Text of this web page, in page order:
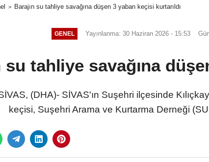
Barajın su tahliye savağına düşen 3 yaban keçisi kurtarıldı
GENEL Yayınlanma: 30 Haziran 2026 - 15:53
su tahliye savağına
(DHA)- SİVAS'ın Suşehri ilçesinde
keçisi, Suşehri Arama ve Kurtarma Derneği